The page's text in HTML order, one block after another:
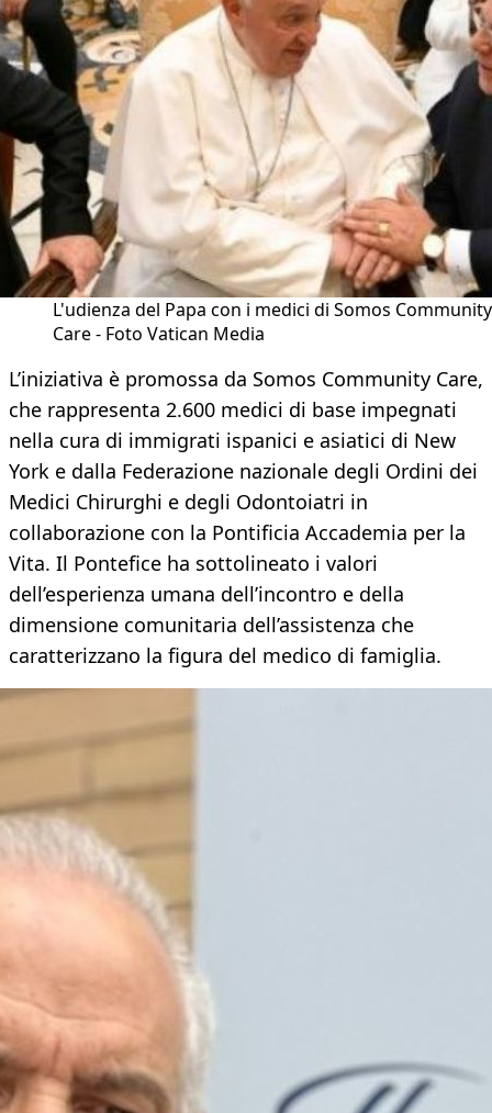
L'udienza del Papa con i medici di Somos Community
Care - Foto Vatican Media
L’iniziativa è promossa da Somos Community Care,
che rappresenta 2.600 medici di base impegnati
nella cura di immigrati ispanici e asiatici di New
York e dalla Federazione nazionale degli Ordini dei
Medici Chirurghi e degli Odontoiatri in
collaborazione con la Pontificia Accademia per la
Vita. Il Pontefice ha sottolineato i valori
dell’esperienza umana dell’incontro e della
dimensione comunitaria dell’assistenza che
caratterizzano la figura del medico di famiglia.